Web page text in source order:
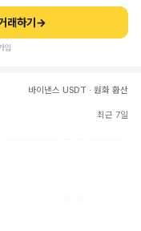
래하기 →
입
바이낸스 USDT · 원화 환산
최근 7일